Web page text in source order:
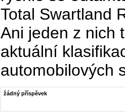
Total Swartland
Ani jeden z nich
aktuální
automobilových
žádný příspěvek